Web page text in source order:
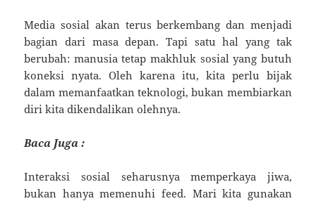
Media sosial akan terus berkembang dan menjadi
bagian dari masa depan. Tapi satu hal yang tak
berubah: manusia tetap makhluk sosial yang butuh
koneksi nyata. Oleh karena itu, kita perlu bijak
dalam memanfaatkan teknologi, bukan membiarkan
diri kita dikendalikan olehnya.
Baca Juga :
Interaksi sosial seharusnya memperkaya jiwa,
bukan hanya memenuhi feed. Mari kita gunakan